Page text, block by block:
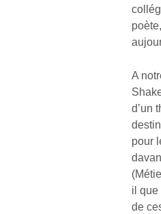
A
d’un
pour
il que
de